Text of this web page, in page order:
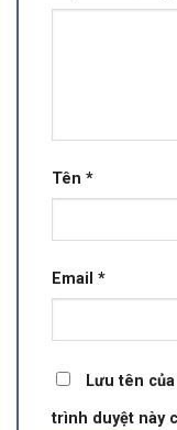
Tên *
Email *
Lưu tên
trình duyệt này